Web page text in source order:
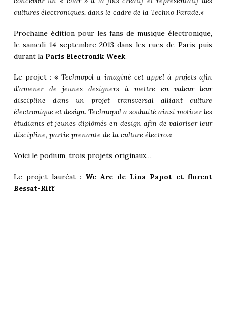
cultures électroniques, dans le cadre de la Techno Parade.«
Prochaine édition pour les fans de musique électronique,
le samedi 14 septembre 2013 dans les rues de Paris puis
durant la Paris Electronik Week.
Le projet : «Technopol a imaginé cet appel à projets afin
d’amener de jeunes designers à mettre en valeur leur
discipline dans un projet transversal alliant culture
électronique et design. Technopol a souhaité ainsi motiver les
étudiants et jeunes diplômés en design afin de valoriser leur
discipline, partie prenante de la culture électro.«
Voici le podium, trois projets originaux…
Le projet lauréat : We Are de Lina Papot et florent
Bessat-Riff